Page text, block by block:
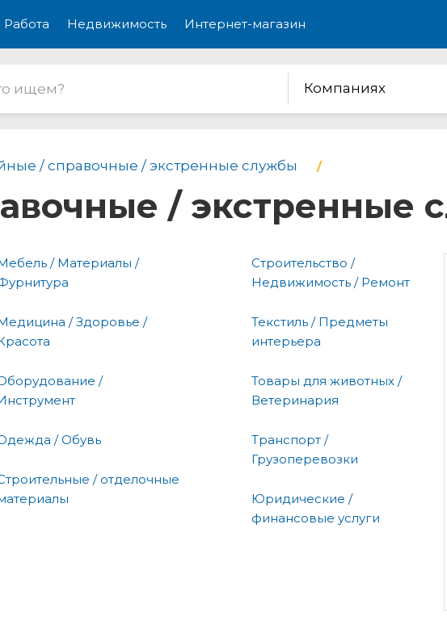
Работа Недвижимость Интернет-магазин
Компаниях
/ справочные / экстренные службы
/ экстренные
/ Материалы /
/ Здоровье /
/
/ Обувь
/ отделочные
Строительство /
Недвижимость / Ремонт
Текстиль / Предметы
интерьера
Товары для животных /
Ветеринария
Транспорт /
Грузоперевозки
Юридические /
финансовые услуги